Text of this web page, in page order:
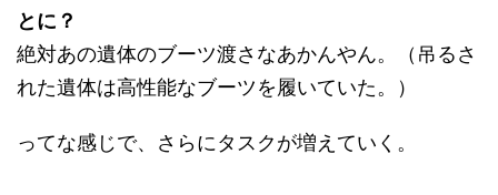
とに？
絶対あの遺体のブーツ渡さなあかんやん。（吊るさ
れた遺体は高性能なブーツを履いていた。）
ってな感じで、さらにタスクが増えていく。